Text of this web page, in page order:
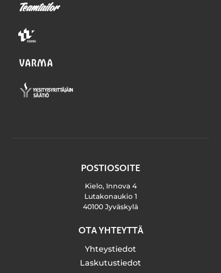
POSTIOSOITE
Kielo, Innova 4
Lutakonaukio 1
40100 Jyväskylä
OTA YHTEYTTÄ
Yhteystiedot
Laskutustiedot